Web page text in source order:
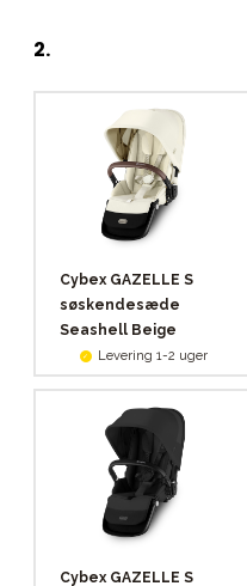
2.
Cybex GAZELLE S
søskendesæde
Seashell Beige
Levering 1-2 uger
Cybex GAZELLE S